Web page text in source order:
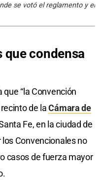
se votó el reglamento y el
que condensa
“la Convención
de laCámara de
Fe, en la ciudad de
Convencionales no
casos de fuerza mayor